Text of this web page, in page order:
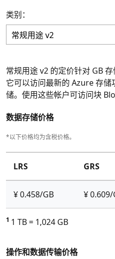
类别：
常规用途 v2 的定价针对 GB
它可以访问最新的 Azure 存
储。使用这些帐户可访问块
数据存储价格
*以下价格均为含税价格。
LRS GRS
¥ 0.458/GB ¥ 0.609/
1 1 TB = 1,024 GB
操作和数据传输价格